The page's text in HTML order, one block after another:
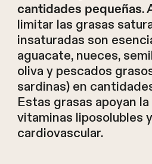
cantidades pequeñas.
limitar las grasas
insaturadas son
aguacate, nueces,
oliva y pescados
sardinas) en
Estas grasas apoyan
vitaminas liposolubles
cardiovascular.